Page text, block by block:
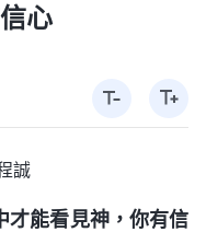
心
誠
才能看見神，你有信